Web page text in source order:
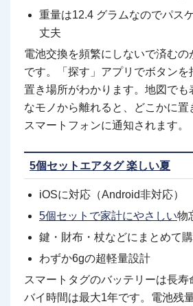
重量は12.4 グラムなのでパス
丈夫
電池交換を頻繁にしないで済むの
です。「探す」アプリでボタンを
置き場所がわかります。地図でも
なモノから離れると、どこかに置
スマートフォンに通知されます。
5個セットエアタグ 楽しい夏
iOSに対応（Android非対応）
5個セットで家計にやさしい物
鍵・財布・杖などにまとめて購
わずか6gの超軽量設計
スマートタグのバッテリーは長寿
バイ時間は最大1年です。電池残